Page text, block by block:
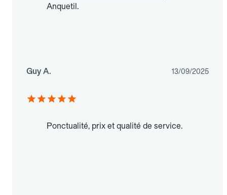
Anquetil.
Guy A. 13/09/2025
Ponctualité, prix et qualité de service.